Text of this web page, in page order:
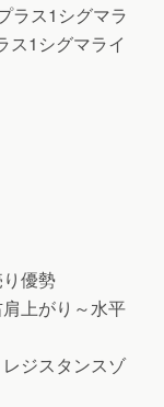
ラス1シグマラ
ス1シグマライ
優勢
上がり～水平
ジスタンスゾ